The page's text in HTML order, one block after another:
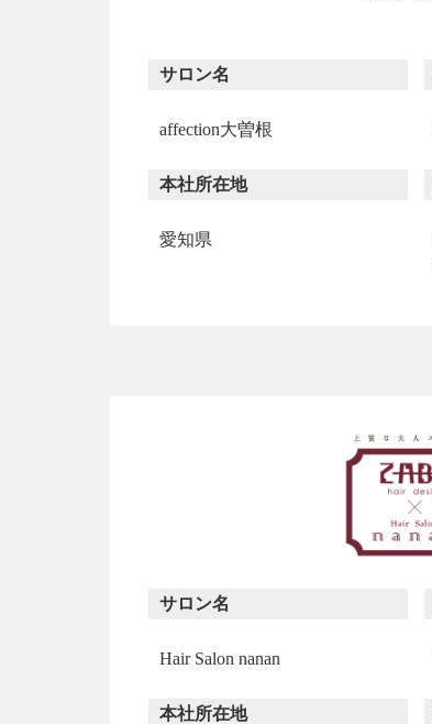
サロン名
affection大曽根
本社所在地
愛知県
サロン名
Hair Salon nanan
本社所在地